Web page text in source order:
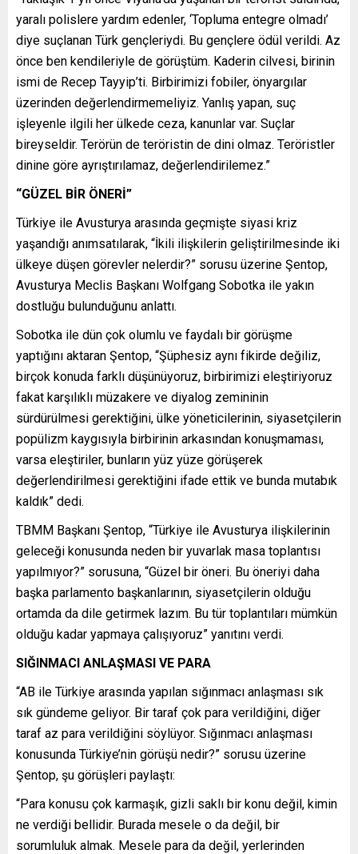
yaralı polislere yardım edenler, ‘Topluma entegre olmadı’
diye suçlanan Türk gençleriydi. Bu gençlere ödül verildi. Az
önce ben kendileriyle de görüştüm. Kaderin cilvesi, birinin
ismi de Recep Tayyip’ti. Birbirimizi fobiler, önyargılar
üzerinden değerlendirmemeliyiz. Yanlış yapan, suç
işleyenle ilgili her ülkede ceza, kanunlar var. Suçlar
bireyseldir. Terörün de teröristin de dini olmaz. Teröristler
dinine göre ayrıştırılamaz, değerlendirilemez.”
“GÜZEL BİR ÖNERİ”
Türkiye ile Avusturya arasında geçmişte siyasi kriz
yaşandığı anımsatılarak, “İkili ilişkilerin geliştirilmesinde iki
ülkeye düşen görevler nelerdir?” sorusu üzerine Şentop,
Avusturya Meclis Başkanı Wolfgang Sobotka ile yakın
dostluğu bulunduğunu anlattı.
Sobotka ile dün çok olumlu ve faydalı bir görüşme
yaptığını aktaran Şentop, “Şüphesiz aynı fikirde değiliz,
birçok konuda farklı düşünüyoruz, birbirimizi eleştiriyoruz
fakat karşılıklı müzakere ve diyalog zemininin
sürdürülmesi gerektiğini, ülke yöneticilerinin, siyasetçilerin
popülizm kaygısıyla birbirinin arkasından konuşmaması,
varsa eleştiriler, bunların yüz yüze görüşerek
değerlendirilmesi gerektiğini ifade ettik ve bunda mutabık
kaldık” dedi.
TBMM Başkanı Şentop, “Türkiye ile Avusturya ilişkilerinin
geleceği konusunda neden bir yuvarlak masa toplantısı
yapılmıyor?” sorusuna, “Güzel bir öneri. Bu öneriyi daha
başka parlamento başkanlarının, siyasetçilerin olduğu
ortamda da dile getirmek lazım. Bu tür toplantıları mümkün
olduğu kadar yapmaya çalışıyoruz” yanıtını verdi.
SIĞINMACI ANLAŞMASI VE PARA
“AB ile Türkiye arasında yapılan sığınmacı anlaşması sık
sık gündeme geliyor. Bir taraf çok para verildiğini, diğer
taraf az para verildiğini söylüyor. Sığınmacı anlaşması
konusunda Türkiye’nin görüşü nedir?” sorusu üzerine
Şentop, şu görüşleri paylaştı:
“Para konusu çok karmaşık, gizli saklı bir konu değil, kimin
ne verdiği bellidir. Burada mesele o da değil, bir
sorumluluk almak. Mesele para da değil, yerlerinden